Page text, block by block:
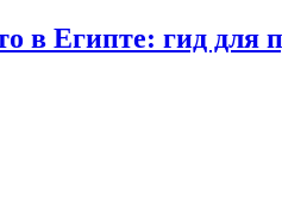
в Египте: гид для